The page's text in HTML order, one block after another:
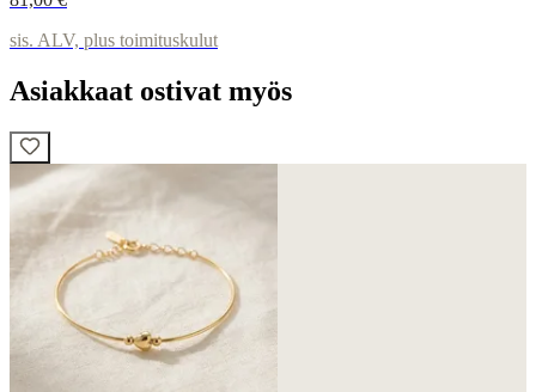
sis. ALV, plus toimituskulut
Asiakkaat ostivat myös